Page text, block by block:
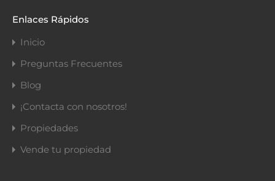
Enlaces Rápidos
Inicio
Preguntas Frecuentes
Blog
¡Contacta con nosotros!
Propiedades
Vende tu propiedad